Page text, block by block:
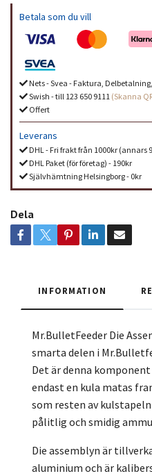
Betala som du vill
Nets - Svea - Faktura,
Swish - till 123 650 9111 (Skanna
Offert
Leverans
DHL - Fri frakt från 1000kr (annars
DHL Paket (för företag) - 190kr
Självhämtning Helsingborg - 0kr
Dela
INFORMATION
Mr.BulletFeeder Die
smarta delen i
Det är denna
endast en kula matas
som resten av
pålitlig och smidig
Die assemblyn är
aluminium och är